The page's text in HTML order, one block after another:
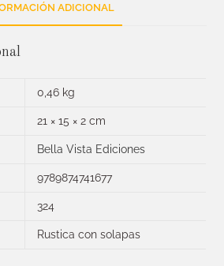
ADICIONAL
0,46 kg
21 × 15 × 2 cm
Bella Vista Ediciones
9789874741677
324
Rustica con solapas